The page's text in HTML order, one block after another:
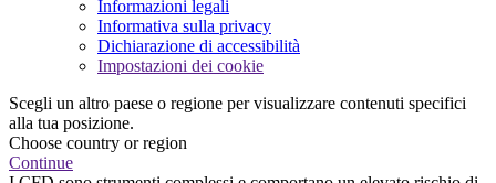
Informazioni legali
Informativa sulla privacy
Dichiarazione di accessibilità
Impostazioni dei cookie
Scegli un altro paese o regione per visualizzare contenuti specifici
alla tua posizione.
Choose country or region
Continue